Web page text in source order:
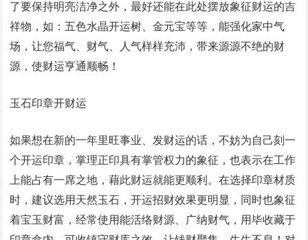
了要保持明亮洁净之外，最好还能在此处摆放象征财运的吉
祥物，如：五色水晶开运树、金元宝等等，能强化家中气
场，让您福气、财气、人气样样充沛，带来源源不绝的财
源，使财运亨通顺畅！
玉石印章开财运
如果想在新的一年里旺事业、发财运的话，不妨为自己刻一
个开运印章，掌理正印具有掌管权力的象征，也表示在工作
上能占有一席之地，藉此财运就能更顺利。在选择印章材质
时，建议选用天然玉石，开运招财效果更明显，同时也象征
着宝玉财富，经常使用能活络财源、广纳财气，用毕收藏于